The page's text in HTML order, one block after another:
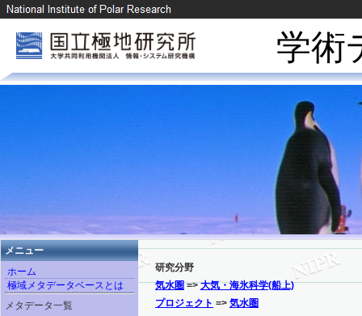
学術
メニュー
ホーム
極域メタデータベースとは
メタデータ一覧
研究分野
気水圏=>大気・海氷科学(船上)
プロジェクト => 気水圏